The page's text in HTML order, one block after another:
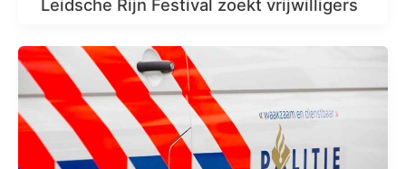
Leidsche Rijn Festival zoekt vrijwilligers